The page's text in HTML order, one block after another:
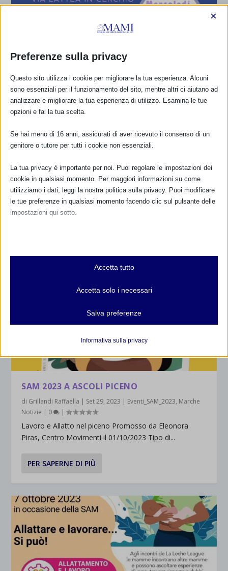
SAM2023 A SENIGALLIA CON RESOCONTO
diSamantha Mazzilli|Set 29, 2023|Eventi_SAM_2023,Marche
Notizie,Resoconto SAM 2023
SETTIMANA MONDIALE PER L’ALLATTAMENTO 2023
Promosso da Marianna Lombardi ost. IBCLC –...
PER SAPERNE DI PIÙ
SAM 2023 A ASCOLI PICENO
di Grillandi Raffaella | Set 29, 2023 | Eventi_SAM_2023, Marche
Notizie | 0 |
Lavoro e Allatto nel piceno Promosso da Eleonora
Piras, Centro Movimenti il 01/10/2023 Tipo di...
PER SAPERNE DI PIÙ
Preferenze sulla privacy
×
Questo sito utilizza i cookie per migliorare la tua esperienza. Alcuni
sono essenziali per il funzionamento del sito, mentre altri ci aiutano ad
analizzare e migliorare la tua esperienza di utilizzo. Esamina le tue
opzioni e fai la tua scelta.
Se hai meno di 16 anni, assicurati di aver ricevuto il consenso di un
genitore o tutore per tutti i cookie non essenziali.
La tua privacy è importante per noi. Puoi regolare le impostazioni dei
cookie in qualsiasi momento. Per maggiori informazioni su come
utilizziamo i dati, leggi la nostra politica sulla privacy. Puoi modificare
le tue preferenze in qualsiasi momento facendo clic sul pulsante delle
impostazioni qui sotto.
Essenziali
I cookie e i servizi essenziali abilitano le funzioni di base e sono
e servizi non richiedono il consenso dell'utente secondo il GDPR.
wordpress_logged_in_*
wordpress_test_cookie
wp-settings-*
Analitici
interagiscono con il nostro sito web.
Mostra dettagli
_ga
jetpackState[message]
Altri servizi
Questa categoria include tutti i cookie, i domini e i servizi che non
rientrano nelle altre categorie specifiche o che non sono stati
esplicitamente categorizzati.
Mostra dettagli
et-saved-post*
wpc*
Accetta tutto
Accetta solo i necessari
Salva preferenze
Informativa sulla privacy